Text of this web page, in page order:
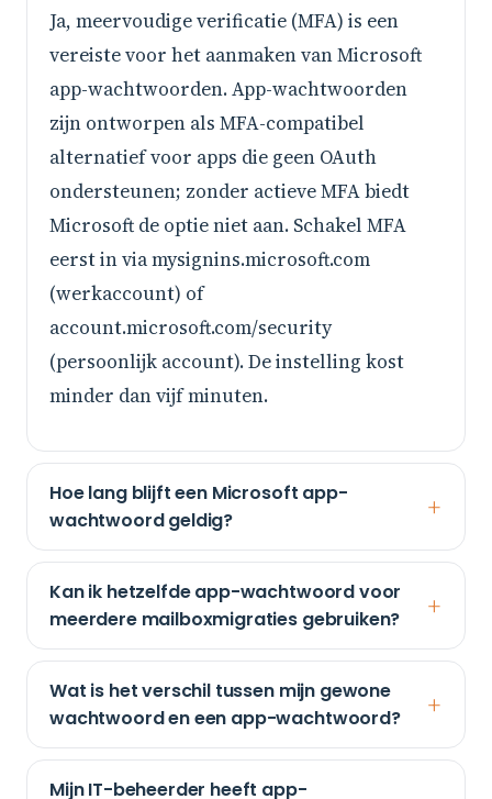
Ja, meervoudige verificatie (MFA) is een
vereiste voor het aanmaken van Microsoft
app-wachtwoorden. App-wachtwoorden
zijn ontworpen als MFA-compatibel
alternatief voor apps die geen OAuth
ondersteunen; zonder actieve MFA biedt
Microsoft de optie niet aan. Schakel MFA
eerst in via mysignins.microsoft.com
(werkaccount) of
account.microsoft.com/security
(persoonlijk account). De instelling kost
minder dan vijf minuten.
Hoe lang blijft een Microsoft app-
wachtwoord geldig?
Kan ik hetzelfde app-wachtwoord voor
meerdere mailboxmigraties gebruiken?
Wat is het verschil tussen mijn gewone
wachtwoord en een app-wachtwoord?
Mijn IT-beheerder heeft app-